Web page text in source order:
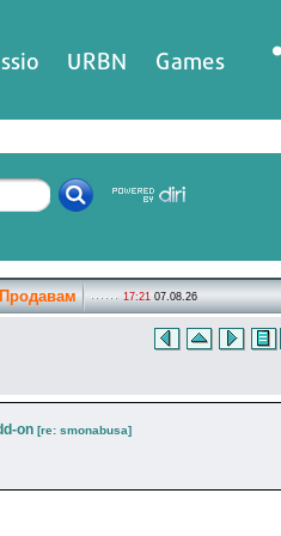
URBN Games
17:21 07.08.26
on [re: smonabusa]